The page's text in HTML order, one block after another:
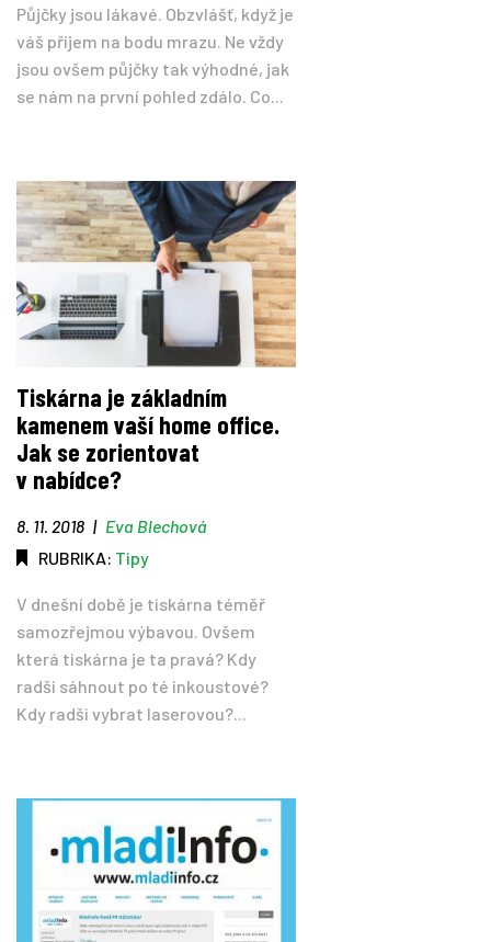
Půjčky jsou lákavé. Obzvlášť, když je
váš příjem na bodu mrazu. Ne vždy
jsou ovšem půjčky tak výhodné, jak
se nám na první pohled zdálo. Co...
Tiskárna je základním
kamenem vaší home office.
Jak se zorientovat
v nabídce?
8. 11. 2018 | Eva Blechová
RUBRIKA: Tipy
V dnešní době je tiskárna téměř
samozřejmou výbavou. Ovšem
která tiskárna je ta pravá? Kdy
radši sáhnout po té inkoustové?
Kdy radši vybrat laserovou?...